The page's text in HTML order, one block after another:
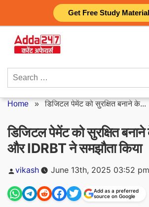
Get Free Study
content
Search
Home »डिजिटल पेमेंट को सुरक्षित बनाने के...
डिजिटल पेमेंट को सुरक्षित
और IDRBT ने समझौता किया
Posted
vikash June 13th, 2025 03:52 pm
Add as a preferred
source on Google